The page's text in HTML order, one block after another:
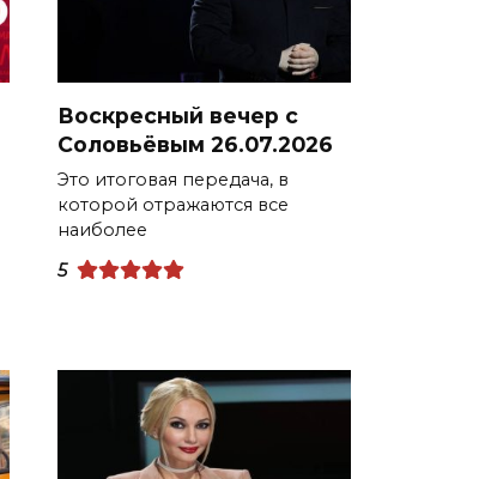
Воскресный вечер с
Соловьёвым 26.07.2026
Это итоговая передача, в
которой отражаются все
наиболее
5